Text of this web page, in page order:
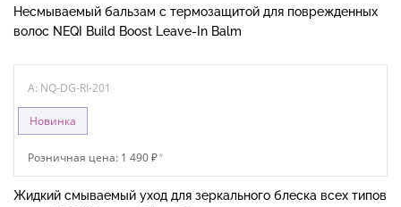
Несмываемый бальзам с термозащитой для поврежденных
волос NEQI Build Boost Leave-In Balm
A: NQ-DG-RI-201
Новинка
Розничная цена: 1 490 ₽*
Жидкий смываемый уход для зеркального блеска всех типов